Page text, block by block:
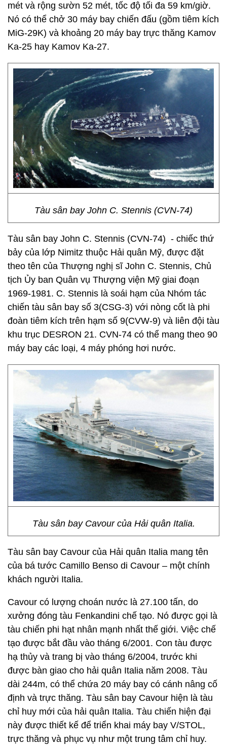
mét và rộng sườn 52 mét, tốc độ tối đa 59 km/giờ.
Nó có thể chở 30 máy bay chiến đấu (gồm tiêm kích
MiG-29K) và khoảng 20 máy bay trực thăng Kamov
Ka-25 hay Kamov Ka-27.
Tàu sân bay John C. Stennis (CVN-74)
Tàu sân bay John C. Stennis (CVN-74) - chiếc thứ
bảy của lớp Nimitz thuộc Hải quân Mỹ, được đặt
theo tên của Thượng nghị sĩ John C. Stennis, Chủ
tịch Ủy ban Quân vụ Thượng viện Mỹ giai đoạn
1969-1981. C. Stennis là soái hạm của Nhóm tác
chiến tàu sân bay số 3(CSG-3) với nòng cốt là phi
đoàn tiêm kích trên hạm số 9(CVW-9) và liên đội tàu
khu trục DESRON 21. CVN-74 có thể mang theo 90
máy bay các loại, 4 máy phóng hơi nước.
Tàu sân bay Cavour của Hải quân Italia.
Tàu sân bay Cavour của Hải quân Italia mang tên
của bá tước Camillo Benso di Cavour – một chính
khách người Italia.
Cavour có lượng choán nước là 27.100 tấn, do
xưởng đóng tàu Fenkandini chế tạo. Nó được gọi là
tàu chiến phi hạt nhân mạnh nhất thế giới. Việc chế
tạo được bắt đầu vào tháng 6/2001. Con tàu được
hạ thủy và trang bị vào tháng 6/2004, trước khi
được bàn giao cho hải quân Italia năm 2008. Tàu
dài 244m, có thể chứa 20 máy bay có cánh nâng cố
định và trực thăng. Tàu sân bay Cavour hiện là tàu
chỉ huy mới của hải quân Italia. Tàu chiến hiện đại
này được thiết kế để triển khai máy bay V/STOL,
trực thăng và phục vụ như một trung tâm chỉ huy.